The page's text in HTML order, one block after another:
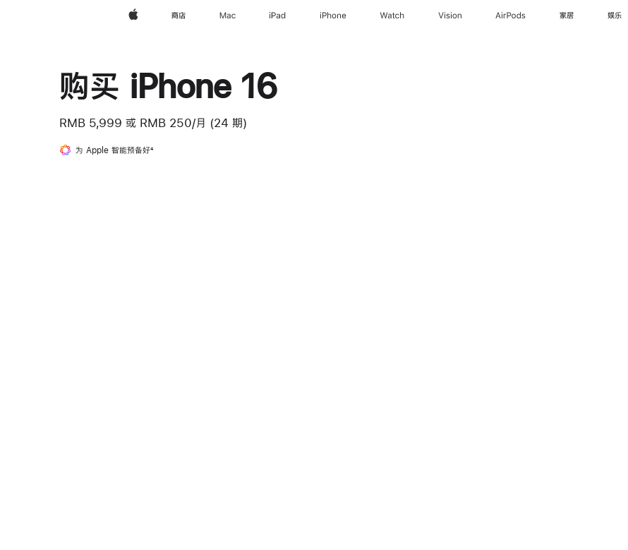
Apple 商店 Mac iPad iPhone Watch Vision AirPods 家居 娱乐
购买 iPhone 16
RMB 5,999 或 RMB 250/月 (24 期)
为 Apple 智能预备好脚
4